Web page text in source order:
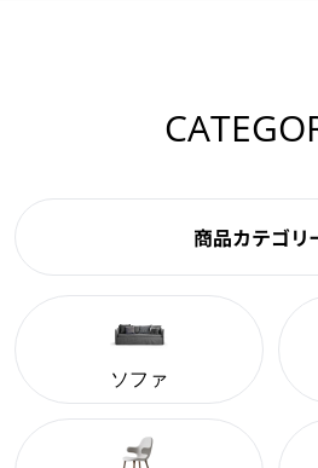
商品カテゴリ
ソファ